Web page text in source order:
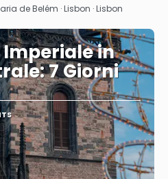
de Belém · Lisbon · Lisbon
in
7 Giorni